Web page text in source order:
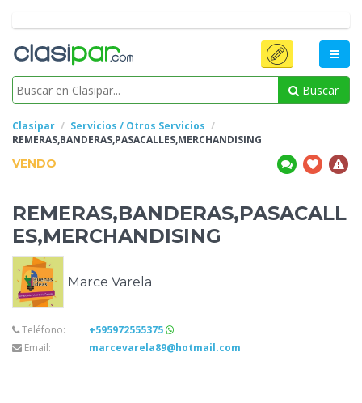
Buscar
Clasipar
Servicios / Otros Servicios
REMERAS,BANDERAS,PASACALLES,MERCHANDISING
VENDO
REMERAS,BANDERAS,PASACALL
ES,MERCHANDISING
Marce Varela
Teléfono:
+595972555375
Email:
marcevarela89@hotmail.com